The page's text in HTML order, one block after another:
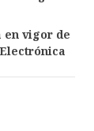
en vigor de